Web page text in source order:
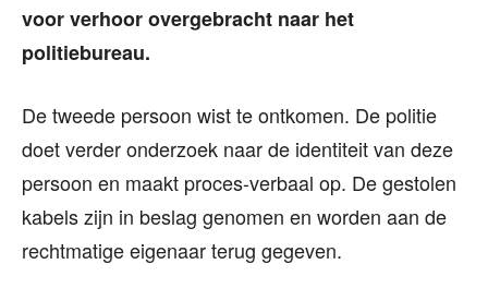
voor verhoor overgebracht naar het
politiebureau.
De tweede persoon wist te ontkomen. De politie
doet verder onderzoek naar de identiteit van deze
persoon en maakt proces-verbaal op. De gestolen
kabels zijn in beslag genomen en worden aan de
rechtmatige eigenaar terug gegeven.